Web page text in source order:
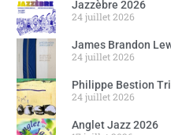
Jazzèbre 2026
24 juillet 2026
James Brandon
24 juillet 2026
Philippe Bestion
24 juillet 2026
Anglet Jazz 2026